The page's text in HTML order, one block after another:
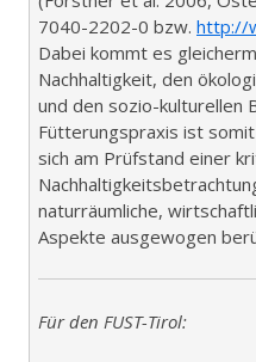
7040-2202-0 bzw. http://
Dabei kommt es
Nachhaltigkeit, den
und den sozio-kulturellen
Fütterungspraxis ist
sich am Prüfstand einer
naturräumliche,
Aspekte ausgewogen
Für den FUST-Tirol: